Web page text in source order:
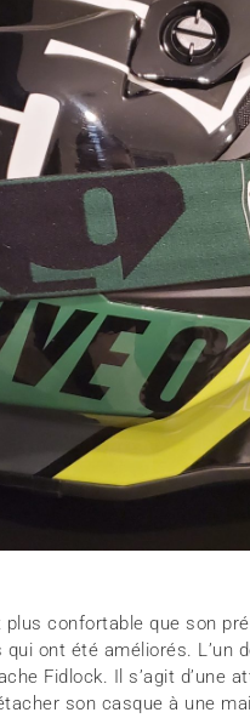
plus confortable que son
ont été améliorés. L’un
Fidlock. Il s’agit d’une
son casque à une